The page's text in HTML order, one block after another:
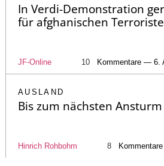
In Verdi-Demonstration
für afghanischen
JF-Online 10 Kommentare — 6.
AUSLAND
Bis zum nächsten Ansturm
Hinrich Rohbohm 8